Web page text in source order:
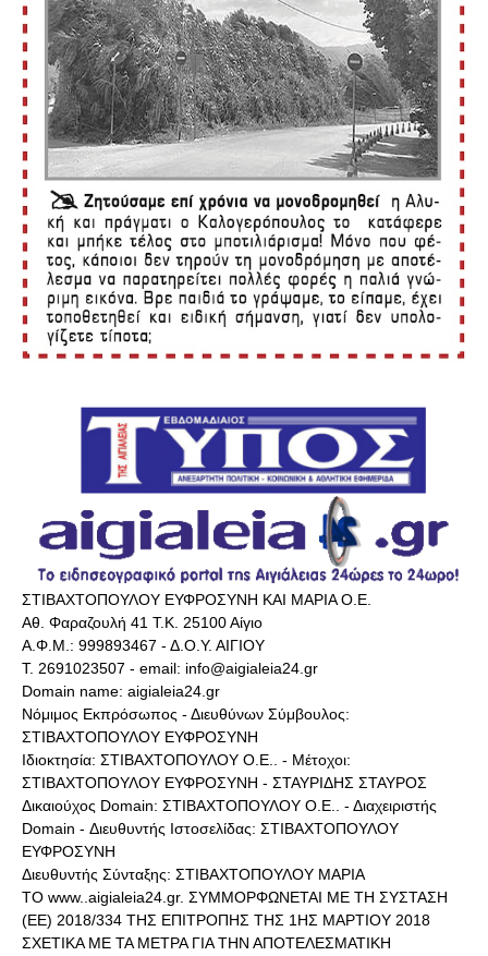
ΣΤΙΒΑΧΤΟΠΟΥΛΟΥ ΕΥΦΡΟΣΥΝΗ ΚΑΙ ΜΑΡΙΑ Ο.Ε.
Αθ. Φαραζουλή 41 Τ.Κ. 25100 Αίγιο
Α.Φ.Μ.: 999893467 - Δ.Ο.Υ. ΑΙΓΙΟΥ
Τ. 2691023507 - email: info@aigialeia24.gr
Domain name: aigialeia24.gr
Νόμιμος Εκπρόσωπος - Διευθύνων Σύμβουλος:
ΣΤΙΒΑΧΤΟΠΟΥΛΟΥ ΕΥΦΡΟΣΥΝΗ
Ιδιοκτησία: ΣΤΙΒΑΧΤΟΠΟΥΛΟΥ Ο.Ε.. - Μέτοχοι:
ΣΤΙΒΑΧΤΟΠΟΥΛΟΥ ΕΥΦΡΟΣΥΝΗ - ΣΤΑΥΡΙΔΗΣ ΣΤΑΥΡΟΣ
Δικαιούχος Domain: ΣΤΙΒΑΧΤΟΠΟΥΛΟΥ Ο.Ε.. - Διαχειριστής
Domain - Διευθυντής Ιστοσελίδας: ΣΤΙΒΑΧΤΟΠΟΥΛΟΥ
ΕΥΦΡΟΣΥΝΗ
Διευθυντής Σύνταξης: ΣΤΙΒΑΧΤΟΠΟΥΛΟΥ ΜΑΡΙΑ
ΤΟ www..aigialeia24.gr. ΣΥΜΜΟΡΦΩΝΕΤΑΙ ΜΕ ΤΗ ΣΥΣΤΑΣΗ
(ΕΕ) 2018/334 ΤΗΣ ΕΠΙΤΡΟΠΗΣ ΤΗΣ 1ΗΣ ΜΑΡΤΙΟΥ 2018
ΣΧΕΤΙΚΑ ΜΕ ΤΑ ΜΕΤΡΑ ΓΙΑ ΤΗΝ ΑΠΟΤΕΛΕΣΜΑΤΙΚΗ